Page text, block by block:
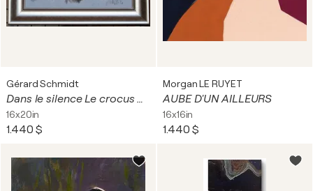
Gérard Schmidt
Dans le silence Le crocus d’hiver
16x20in
1.440 $
Morgan LE RUYET
AUBE D'UN AILLEURS
16x16in
1.440 $